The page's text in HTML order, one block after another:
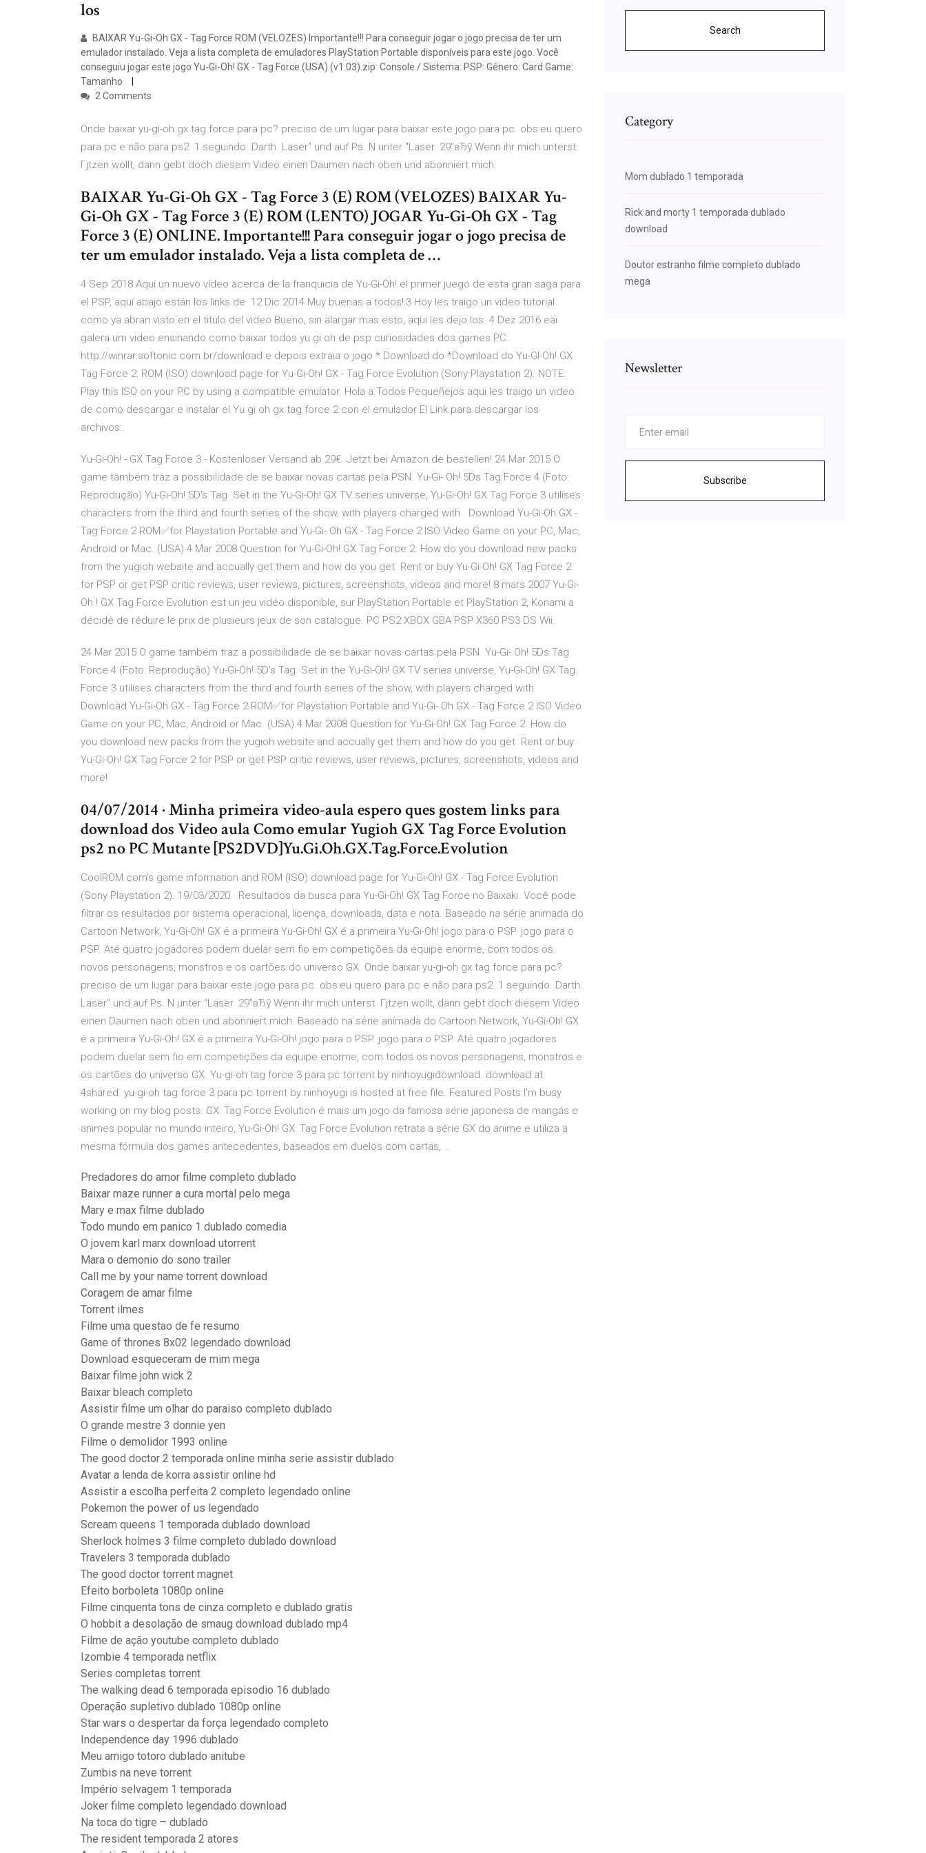
los
BAIXAR Yu-Gi-Oh GX - Tag Force ROM (VELOZES) Importante!!! Para conseguir jogar o jogo precisa de ter um
emulador instalado. Veja a lista completa de emuladores PlayStation Portable disponíveis para este jogo. Você
conseguiu jogar este jogo Yu-Gi-Oh! GX - Tag Force (USA) (v1.03).zip: Console / Sistema: PSP: Gênero: Card Game:
Tamanho
2 Comments
Onde baixar yu-gi-oh gx tag force para pc? preciso de um lugar para baixar este jogo para pc. obs:eu quero
para pc e não para ps2. 1 seguindo. Darth. Laser" und auf Ps. N unter "Laser. 29"вЂў Wenn ihr mich unterst.
Гјtzen wollt, dann gebt doch diesem Video einen Daumen nach oben und abonniert mich.
BAIXAR Yu-Gi-Oh GX - Tag Force 3 (E) ROM (VELOZES) BAIXAR Yu-
Gi-Oh GX - Tag Force 3 (E) ROM (LENTO) JOGAR Yu-Gi-Oh GX - Tag
Force 3 (E) ONLINE. Importante!!! Para conseguir jogar o jogo precisa de
ter um emulador instalado. Veja a lista completa de …
4 Sep 2018 Aquí un nuevo vídeo acerca de la franquicia de Yu-Gi-Oh! el primer juego de esta gran saga para
el PSP, aquí abajo están los links de 12 Dic 2014 Muy buenas a todos!:3 Hoy les traigo un video tutorial
como ya abran visto en el titulo del video Bueno, sin alargar mas esto, aqui les dejo los 4 Dez 2016 eai
galera um video ensinando como baixar todos yu gi oh de psp curiosidades dos games PC:
http://winrar.softonic.com.br/download e depois extraia o jogo * Download do *Download do Yu-GI-Oh! GX
Tag Force 2: ROM (ISO) download page for Yu-Gi-Oh! GX - Tag Force Evolution (Sony Playstation 2). NOTE:
Play this ISO on your PC by using a compatible emulator. Hola a Todos Pequeñejos aqui les traigo un video
de como descargar e instalar el Yu gi oh gx tag force 2 con el emulador El Link para descargar los
archivos:.
Yu-Gi-Oh! - GX Tag Force 3 - Kostenloser Versand ab 29€. Jetzt bei Amazon.de bestellen! 24 Mar 2015 O
game também traz a possibilidade de se baixar novas cartas pela PSN. Yu-Gi- Oh! 5Ds Tag Force 4 (Foto:
Reprodução) Yu-Gi-Oh! 5D's Tag Set in the Yu-Gi-Oh! GX TV series universe, Yu-Gi-Oh! GX Tag Force 3 utilises
characters from the third and fourth series of the show, with players charged with Download Yu-Gi-Oh GX -
Tag Force 2 ROM✅for Playstation Portable and Yu-Gi- Oh GX - Tag Force 2 ISO Video Game on your PC, Mac,
Android or Mac. (USA) 4 Mar 2008 Question for Yu-Gi-Oh! GX Tag Force 2. How do you download new packs
from the yugioh website and accually get them and how do you get Rent or buy Yu-Gi-Oh! GX Tag Force 2
for PSP or get PSP critic reviews, user reviews, pictures, screenshots, videos and more! 8 mars 2007 Yu-Gi-
Oh ! GX Tag Force Evolution est un jeu vidéo disponible, sur PlayStation Portable et PlayStation 2, Konami a
décidé de réduire le prix de plusieurs jeux de son catalogue. PC PS2 XBOX GBA PSP X360 PS3 DS Wii.
24 Mar 2015 O game também traz a possibilidade de se baixar novas cartas pela PSN. Yu-Gi- Oh! 5Ds Tag
Force 4 (Foto: Reprodução) Yu-Gi-Oh! 5D's Tag Set in the Yu-Gi-Oh! GX TV series universe, Yu-Gi-Oh! GX Tag
Force 3 utilises characters from the third and fourth series of the show, with players charged with
Download Yu-Gi-Oh GX - Tag Force 2 ROM✅for Playstation Portable and Yu-Gi- Oh GX - Tag Force 2 ISO Video
Game on your PC, Mac, Android or Mac. (USA) 4 Mar 2008 Question for Yu-Gi-Oh! GX Tag Force 2. How do
you download new packs from the yugioh website and accually get them and how do you get Rent or buy
Yu-Gi-Oh! GX Tag Force 2 for PSP or get PSP critic reviews, user reviews, pictures, screenshots, videos and
more!
04/07/2014 · Minha primeira video-aula espero ques gostem links para
download dos Video aula Como emular Yugioh GX Tag Force Evolution
ps2 no PC Mutante [PS2DVD]Yu.Gi.Oh.GX.Tag.Force.Evolution
CoolROM.com's game information and ROM (ISO) download page for Yu-Gi-Oh! GX - Tag Force Evolution
(Sony Playstation 2). 19/03/2020 · Resultados da busca para Yu-Gi-Oh! GX Tag Force no Baixaki. Você pode
filtrar os resultados por sistema operacional, licença, downloads, data e nota. Baseado na série animada do
Cartoon Network, Yu-Gi-Oh! GX é a primeira Yu-Gi-Oh! GX é a primeira Yu-Gi-Oh! jogo para o PSP. jogo para o
PSP. Até quatro jogadores podem duelar sem fio em competições da equipe enorme, com todos os
novos personagens, monstros e os cartões do universo GX. Onde baixar yu-gi-oh gx tag force para pc?
preciso de um lugar para baixar este jogo para pc. obs:eu quero para pc e não para ps2. 1 seguindo. Darth.
Laser" und auf Ps. N unter "Laser. 29"вЂў Wenn ihr mich unterst. Гјtzen wollt, dann gebt doch diesem Video
einen Daumen nach oben und abonniert mich. Baseado na série animada do Cartoon Network, Yu-Gi-Oh! GX
é a primeira Yu-Gi-Oh! GX é a primeira Yu-Gi-Oh! jogo para o PSP. jogo para o PSP. Até quatro jogadores
podem duelar sem fio em competições da equipe enorme, com todos os novos personagens, monstros e
os cartões do universo GX. Yu-gi-oh tag force 3 para pc torrent by ninhoyugidownload. download at
4shared. yu-gi-oh tag force 3 para pc torrent by ninhoyugi is hosted at free file. Featured Posts I'm busy
working on my blog posts. GX: Tag Force Evolution é mais um jogo da famosa série japonesa de mangás e
animes popular no mundo inteiro, Yu-Gi-Oh! GX: Tag Force Evolution retrata a série GX do anime e utiliza a
mesma fórmula dos games antecedentes, baseados em duelos com cartas, …
Predadores do amor filme completo dublado
Baixar maze runner a cura mortal pelo mega
Mary e max filme dublado
Todo mundo em panico 1 dublado comedia
O jovem karl marx download utorrent
Mara o demonio do sono trailer
Call me by your name torrent download
Coragem de amar filme
Torrent ilmes
Filme uma questao de fe resumo
Game of thrones 8x02 legendado download
Download esqueceram de mim mega
Baixar filme john wick 2
Baixar bleach completo
Assistir filme um olhar do paraiso completo dublado
O grande mestre 3 donnie yen
Filme o demolidor 1993 online
The good doctor 2 temporada online minha serie assistir dublado
Avatar a lenda de korra assistir online hd
Assistir a escolha perfeita 2 completo legendado online
Pokemon the power of us legendado
Scream queens 1 temporada dublado download
Sherlock holmes 3 filme completo dublado download
Travelers 3 temporada dublado
The good doctor torrent magnet
Efeito borboleta 1080p online
Filme cinquenta tons de cinza completo e dublado gratis
O hobbit a desolação de smaug download dublado mp4
Filme de ação youtube completo dublado
Izombie 4 temporada netflix
Series completas torrent
The walking dead 6 temporada episodio 16 dublado
Operação supletivo dublado 1080p online
Star wars o despertar da força legendado completo
Independence day 1996 dublado
Meu amigo totoro dublado anitube
Zumbis na neve torrent
Império selvagem 1 temporada
Joker filme completo legendado download
Na toca do tigre – dublado
The resident temporada 2 atores
Search
Category
Mom dublado 1 temporada
Rick and morty 1 temporada dublado
download
Doutor estranho filme completo dublado
mega
Newsletter
Subscribe